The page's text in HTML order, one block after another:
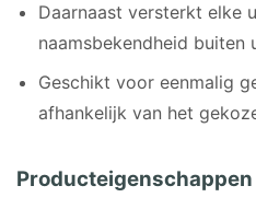
Daarnaast versterkt elke
naamsbekendheid buiten
Geschikt voor eenmalig
afhankelijk van het
Producteigenschappen